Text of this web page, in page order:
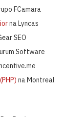
FCamara
na Lyncas
SEO
Software
na Montreal